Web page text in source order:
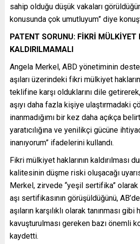
sahip olduğu düşük vakaları
konusunda çok umutluyum” diye
PATENT SORUNU: FİKRİ MÜLKİYET
KALDIRILMAMALI
Angela Merkel, ABD yönetiminin
aşıları üzerindeki fikri mülkiyet
teklifine karşı olduklarını dile
aşıyı daha fazla kişiye ulaştırmadaki
inanmadığımı bir kez daha açıkça
yaratıcılığına ve yenilikçi gücüne
inanıyorum” ifadelerini kullandı.
Fikri mülkiyet haklarının kaldırılması
kalitesinin düşme riski oluşacağı
Merkel, zirvede “yeşil sertifika” olarak
aşı sertifikasının görüşüldüğünü,
aşıların karşılıklı olarak tanınması gibi
kavuşturulması gereken bazı önemli
kaydetti.